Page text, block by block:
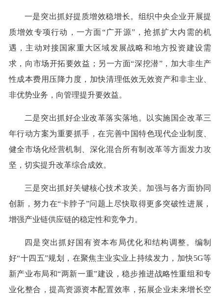
一是突出抓好提质增效稳增长。组织中央企业开展提
质增效专项行动，一方面“广开源”，抢抓扩大内需的机
遇，主动对接国家重大区域发展战略和地方投资建设需
求，向市场开拓要效益；另一方面“深挖潜”，加大非生产
性成本费用压降力度，加快清理低效无效资产和非主业、
非优势业务，向管理提升要效益。
二是突出抓好企业改革落实落地。以实施国企改革三
年行动方案为重要抓手，在完善中国特色现代企业制度、
健全市场化经营机制、深化混合所有制改革等方面发力攻
坚，切实提升改革综合成效。
三是突出抓好关键核心技术攻关。加强与各方面协同
创新，努力在“卡脖子”问题上尽快取得更多突破性进展，
增强产业链供应链的稳定性和竞争力。
四是突出抓好国有资本布局优化和结构调整。编制
好“十四五”规划，在聚焦主业实业上持续发力，加快5G等
新产业布局和“两新一重”建设，稳步推进战略性重组和专
业化整合，提高资源资本配置效率，拓展企业未来增长空